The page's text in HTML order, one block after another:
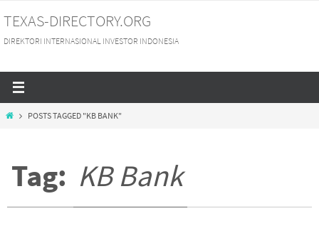
to
content
TEXAS-DIRECTORY.ORG
DIREKTORI INTERNASIONAL INVESTOR INDONESIA
HOMEPOSTS TAGGED "KB BANK"
Tag: KB Bank